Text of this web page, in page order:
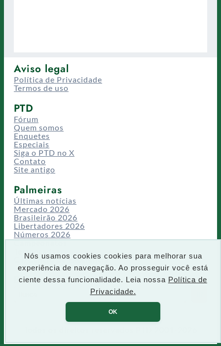
Nós usamos cookies cookies para melhorar sua
experiência de navegação. Ao prosseguir você está
ciente dessa funcionalidade. Leia nossa Política de
Privacidade.
OK
Aviso legal
Política de Privacidade
Termos de uso
PTD
Fórum
Quem somos
Enquetes
Especiais
Siga o PTD no X
Contato
Site antigo
Palmeiras
Últimas notícias
Mercado 2026
Brasileirão 2026
Libertadores 2026
Números 2026
Campeonatos
CT/Centro de Excelência
Busca
P
e
q
u
s